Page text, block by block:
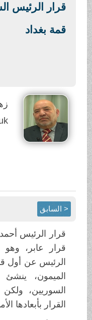
قرار الرئيس
قمة بغداد
< السابق
قرار الرئيس أحمد
قرار عابر، وهو
الرئيس عن أول
الميمون،
السوريين، ولكن
القرار بأبعادها